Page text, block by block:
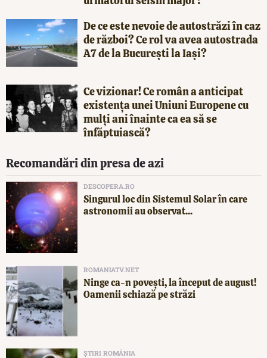
De ce este nevoie de autostrăzi în caz
de război? Ce rol va avea autostrada
A7 de la București la Iași?
Ce vizionar! Ce român a anticipat
existența unei Uniuni Europene cu
mulți ani înainte ca ea să se
înfăptuiască?
Recomandări din presa de azi
DESCOPERA.RO
Singurul loc din Sistemul Solar în care
astronomii au observat...
ROMANIATV.NET
Ninge ca-n povești, la început de august!
Oamenii schiază pe străzi
ȘTIRI ROMÂNIA